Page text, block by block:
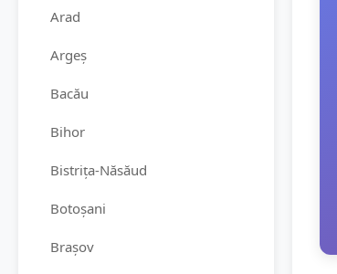
Arad
Argeș
Bacău
Bihor
Bistrița-Năsăud
Botoșani
Brașov